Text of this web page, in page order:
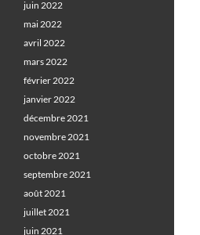
juin 2022
mai 2022
avril 2022
mars 2022
février 2022
janvier 2022
décembre 2021
novembre 2021
octobre 2021
septembre 2021
août 2021
juillet 2021
juin 2021